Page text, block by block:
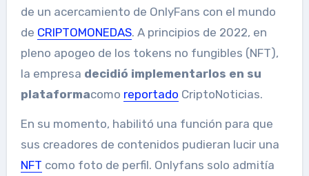
de un acercamiento de OnlyFans con el mundo
de CRIPTOMONEDAS. A principios de 2022, en
pleno apogeo de los tokens no fungibles (NFT),
la empresa decidió implementarlos en su
plataformacomo reportado CriptoNoticias.
En su momento, habilitó una función para que
sus creadores de contenidos pudieran lucir una
NFT como foto de perfil. Onlyfans solo admitía